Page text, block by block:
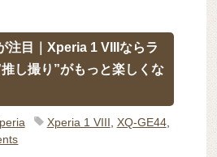
注目｜Xperia 1 VIIIならラ
し撮り”がもっと楽しくな
Xperia 1 VIII XQ-GE44,